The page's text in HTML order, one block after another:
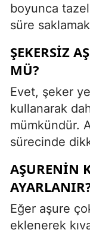
boyunca
süre
ŞEKERSIZ
MÜ?
Evet, şeker
kullanarak
mümkündür.
sürecinde
AŞURENIN
Eğer aşure
eklenerek